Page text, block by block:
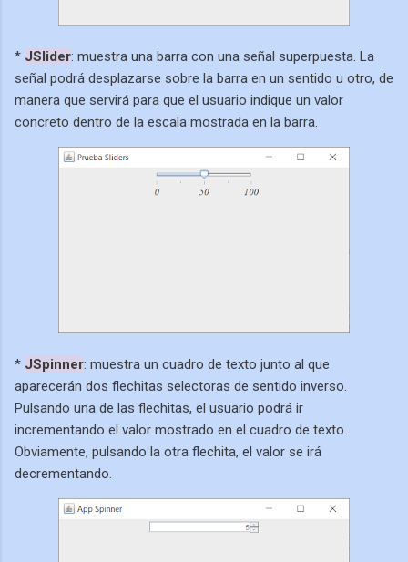
* JSlider: muestra una barra con una señal superpuesta. La
señal podrá desplazarse sobre la barra en un sentido u otro, de
manera que servirá para que el usuario indique un valor
concreto dentro de la escala mostrada en la barra.
* JSpinner: muestra un cuadro de texto junto al que
aparecerán dos flechitas selectoras de sentido inverso.
Pulsando una de las flechitas, el usuario podrá ir
incrementando el valor mostrado en el cuadro de texto.
Obviamente, pulsando la otra flechita, el valor se irá
decrementando.